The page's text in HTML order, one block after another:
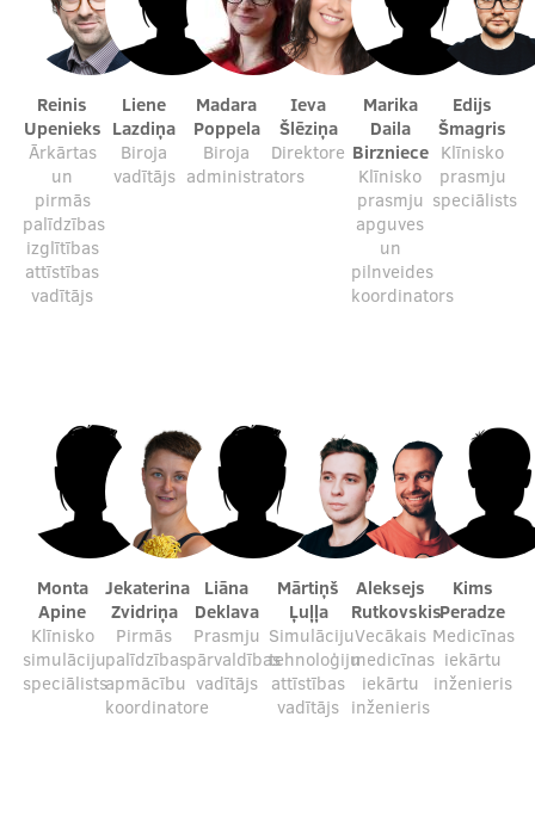
Kontakti
Reinis
Upenieks
Ārkārtas
un
pirmās
palīdzības
izglītības
attīstības
vadītājs
Liene
Lazdiņa
Biroja
vadītājs
Madara
Poppela
Biroja
administrators
Ieva
Šlēziņa
Direktore
Marika
Daila
Birzniece
Klīnisko
prasmju
apguves
un
pilnveides
koordinators
Edijs
Šmagris
Klīnisko
prasmju
speciālists
Monta
Apine
Klīnisko
simulāciju
speciālists
Jekaterina
Zvidriņa
Pirmās
palīdzības
apmācību
koordinatore
Liāna
Deklava
Prasmju
pārvaldības
vadītājs
Mārtiņš
Ļuļļa
Simulāciju
tehnoloģiju
attīstības
vadītājs
Aleksejs
Rutkovskis
Vecākais
medicīnas
iekārtu
inženieris
Kims
Peradze
Medicīnas
iekārtu
inženieris